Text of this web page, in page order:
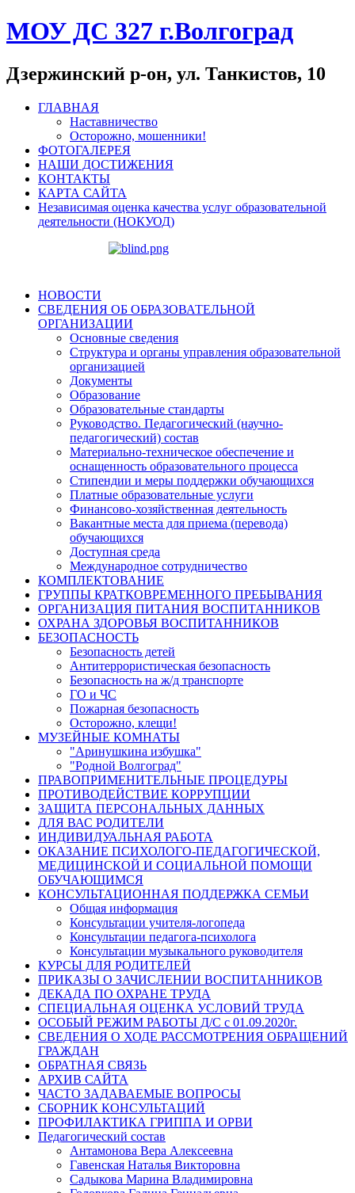
МОУ ДС 327 г.Волгоград
Дзержинский р-он, ул. Танкистов, 10
ГЛАВНАЯ
Наставничество
Осторожно, мошенники!
ФОТОГАЛЕРЕЯ
НАШИ ДОСТИЖЕНИЯ
КОНТАКТЫ
КАРТА САЙТА
Независимая оценка качества услуг образовательной
деятельности (НОКУОД)
НОВОСТИ
СВЕДЕНИЯ ОБ ОБРАЗОВАТЕЛЬНОЙ
ОРГАНИЗАЦИИ
Основные сведения
Структура и органы управления образовательной
организацией
Документы
Образование
Образовательные стандарты
Руководство. Педагогический (научно-
педагогический) состав
Материально-техническое обеспечение и
оснащенность образовательного процесса
Стипендии и меры поддержки обучающихся
Платные образовательные услуги
Финансово-хозяйственная деятельность
Вакантные места для приема (перевода)
обучающихся
Доступная среда
Международное сотрудничество
КОМПЛЕКТОВАНИЕ
ГРУППЫ КРАТКОВРЕМЕННОГО ПРЕБЫВАНИЯ
ОРГАНИЗАЦИЯ ПИТАНИЯ ВОСПИТАННИКОВ
ОХРАНА ЗДОРОВЬЯ ВОСПИТАННИКОВ
БЕЗОПАСНОСТЬ
Безопасность детей
Антитеррористическая безопасность
Безопасность на ж/д транспорте
ГО и ЧС
Пожарная безопасность
Осторожно, клещи!
МУЗЕЙНЫЕ КОМНАТЫ
"Аринушкина избушка"
"Родной Волгоград"
ПРАВОПРИМЕНИТЕЛЬНЫЕ ПРОЦЕДУРЫ
ПРОТИВОДЕЙСТВИЕ КОРРУПЦИИ
ЗАЩИТА ПЕРСОНАЛЬНЫХ ДАННЫХ
ДЛЯ ВАС РОДИТЕЛИ
ИНДИВИДУАЛЬНАЯ РАБОТА
ОКАЗАНИЕ ПСИХОЛОГО-ПЕДАГОГИЧЕСКОЙ,
МЕДИЦИНСКОЙ И СОЦИАЛЬНОЙ ПОМОЩИ
ОБУЧАЮЩИМСЯ
КОНСУЛЬТАЦИОННАЯ ПОДДЕРЖКА СЕМЬИ
Общая информация
Консультации учителя-логопеда
Консультации педагога-психолога
Консультации музыкального руководителя
КУРСЫ ДЛЯ РОДИТЕЛЕЙ
ПРИКАЗЫ О ЗАЧИСЛЕНИИ ВОСПИТАННИКОВ
ДЕКАДА ПО ОХРАНЕ ТРУДА
СПЕЦИАЛЬНАЯ ОЦЕНКА УСЛОВИЙ ТРУДА
ОСОБЫЙ РЕЖИМ РАБОТЫ Д/С с 01.09.2020г.
СВЕДЕНИЯ О ХОДЕ РАССМОТРЕНИЯ ОБРАЩЕНИЙ
ГРАЖДАН
ОБРАТНАЯ СВЯЗЬ
АРХИВ САЙТА
ЧАСТО ЗАДАВАЕМЫЕ ВОПРОСЫ
СБОРНИК КОНСУЛЬТАЦИЙ
ПРОФИЛАКТИКА ГРИППА И ОРВИ
Педагогический состав
Антамонова Вера Алексеевна
Гавенская Наталья Викторовна
Садыкова Марина Владимировна